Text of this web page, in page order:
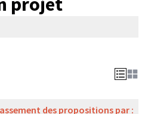
des propositions par :